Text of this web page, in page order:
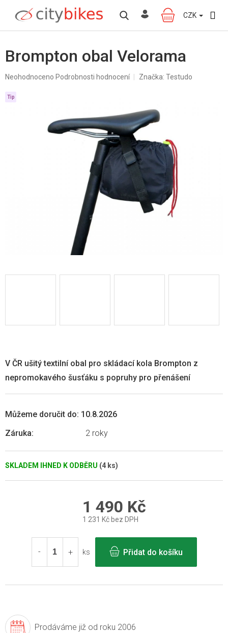
obsah
NÁKUPNÍ
KOŠÍK
CZK
Brompton obal Velorama
Průměrné
produktu
Neohodnoceno Podrobnosti hodnocení Značka: Testudo
Tip
SKLADEM IHNED K ODBĚRU (4 ks)
Můžeme doručit do: 10.8.2026
Záruka: 2 roky
V ČR ušitý textilní obal pro skládací kola Brompton z
nepromokavého šusťáku s popruhy pro přenášení
1 490 Kč
1 231 Kč bez DPH
cena:
ks
Přidat do košíku
Prodáváme již od roku 2006